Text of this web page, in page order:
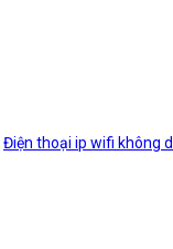
Điện thoại ip wifi không